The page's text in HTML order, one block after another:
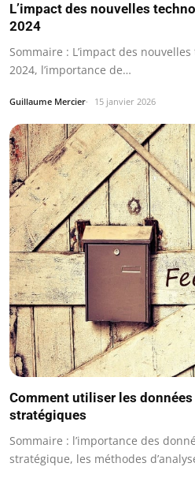
L’impact des nouvelles
2024
Sommaire : L’impact des
2024, l’importance de…
Guillaume Mercier 15 janvier 2026
Comment utiliser les
stratégiques
Sommaire : l’importance des
stratégique, les méthodes